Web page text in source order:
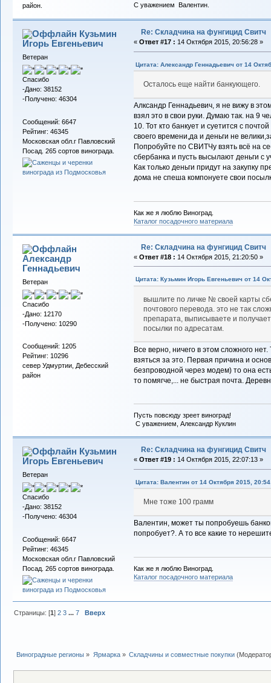
район.
С уважением Валентин.
Кузьмин
Игорь Евгеньевич
Ветеран
Спасибо
-Дано: 38152
-Получено: 46304
Сообщений: 6647
Рейтинг: 46345
Московская обл.г Павловский
Посад. 265 сортов винограда.
Re: Складчина на фунгицид Свитч
« Ответ #17 : 14 Октября 2015, 20:56:28 »
Цитата: Александр Геннадьевич от 14
Осталось еще найти банкующего.
Алксандр Геннадьевич, я не вижу в
взял это в свои руки. Думаю так. на 9
10. Тот кто банкует и суетится с
своего времени,да и деньги не
Попробуйте по СВИТЧу взять всё на
сбербанка и пусть высылают деньги с
Как только деньги придут на закупку
дома не спеша компонуете свои
Как же я люблю Виноград.
Каталог посадочного материала
Александр
Геннадьевич
Ветеран
Спасибо
-Дано: 12170
-Получено: 10290
Сообщений: 1205
Рейтинг: 10296
север Удмуртии, Дебесский
район
Re: Складчина на фунгицид Свитч
« Ответ #18 : 14 Октября 2015, 21:20:50 »
Цитата: Кузьмин Игорь Евгеньевич от 14
вышлите по личке № своей карты
почтового перевода. это не так
препарата, выписываете и
посылки по адресатам.
Все верно, ничего в этом сложного
взяться за это. Первая причина и
безпроводной через модем) то она
то помягче,... не быстрая почта.
Пусть повсюду зреет виноград!
С уважением, Александр Куклин
Кузьмин
Игорь Евгеньевич
Ветеран
Спасибо
-Дано: 38152
-Получено: 46304
Сообщений: 6647
Рейтинг: 46345
Московская обл.г Павловский
Посад. 265 сортов винограда.
Re: Складчина на фунгицид Свитч
« Ответ #19 : 14 Октября 2015, 22:07:13 »
Цитата: Валентин от 14 Октября 2015,
Мне тоже 100 грамм
Валентин, может ты попробуешь
попробует?. А то все какие то
Как же я люблю Виноград.
Каталог посадочного материала
Страницы: [1]2 3 ...7 Вверх
Виноградные регионы » Ярмарка» Складчины и совместные покупки